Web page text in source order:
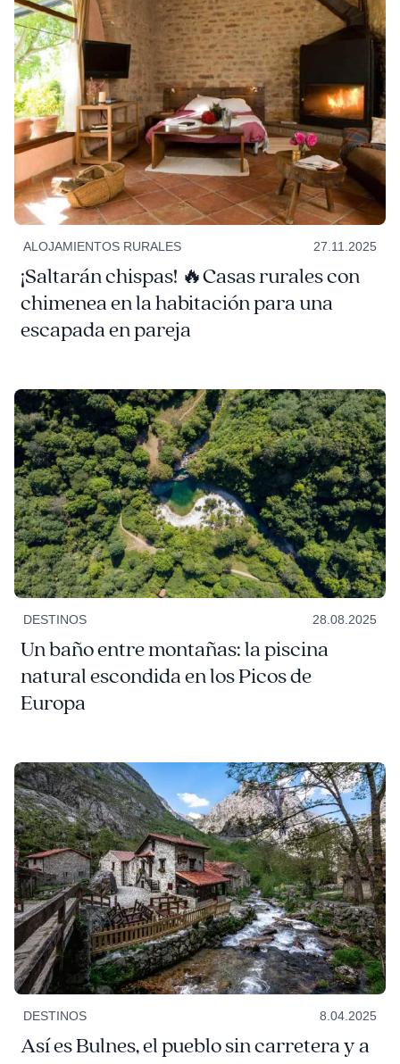
ALOJAMIENTOS RURALES 27.11.2025
¡Saltarán chispas! 🔥Casas rurales con
chimenea en la habitación para una
escapada en pareja
DESTINOS 28.08.2025
Un baño entre montañas: la piscina
natural escondida en los Picos de
Europa
DESTINOS 8.04.2025
Así es Bulnes, el pueblo sin carretera y a